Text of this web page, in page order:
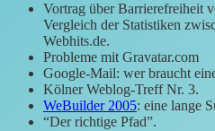
Vortrag über Barrierefreiheit
Vergleich der Statistiken
Webhits.de.
Probleme mit Gravatar.com
Google-Mail: wer braucht
Kölner Weblog-Treff Nr. 3.
WeBuilder 2005: eine lange
“Der richtige Pfad”.